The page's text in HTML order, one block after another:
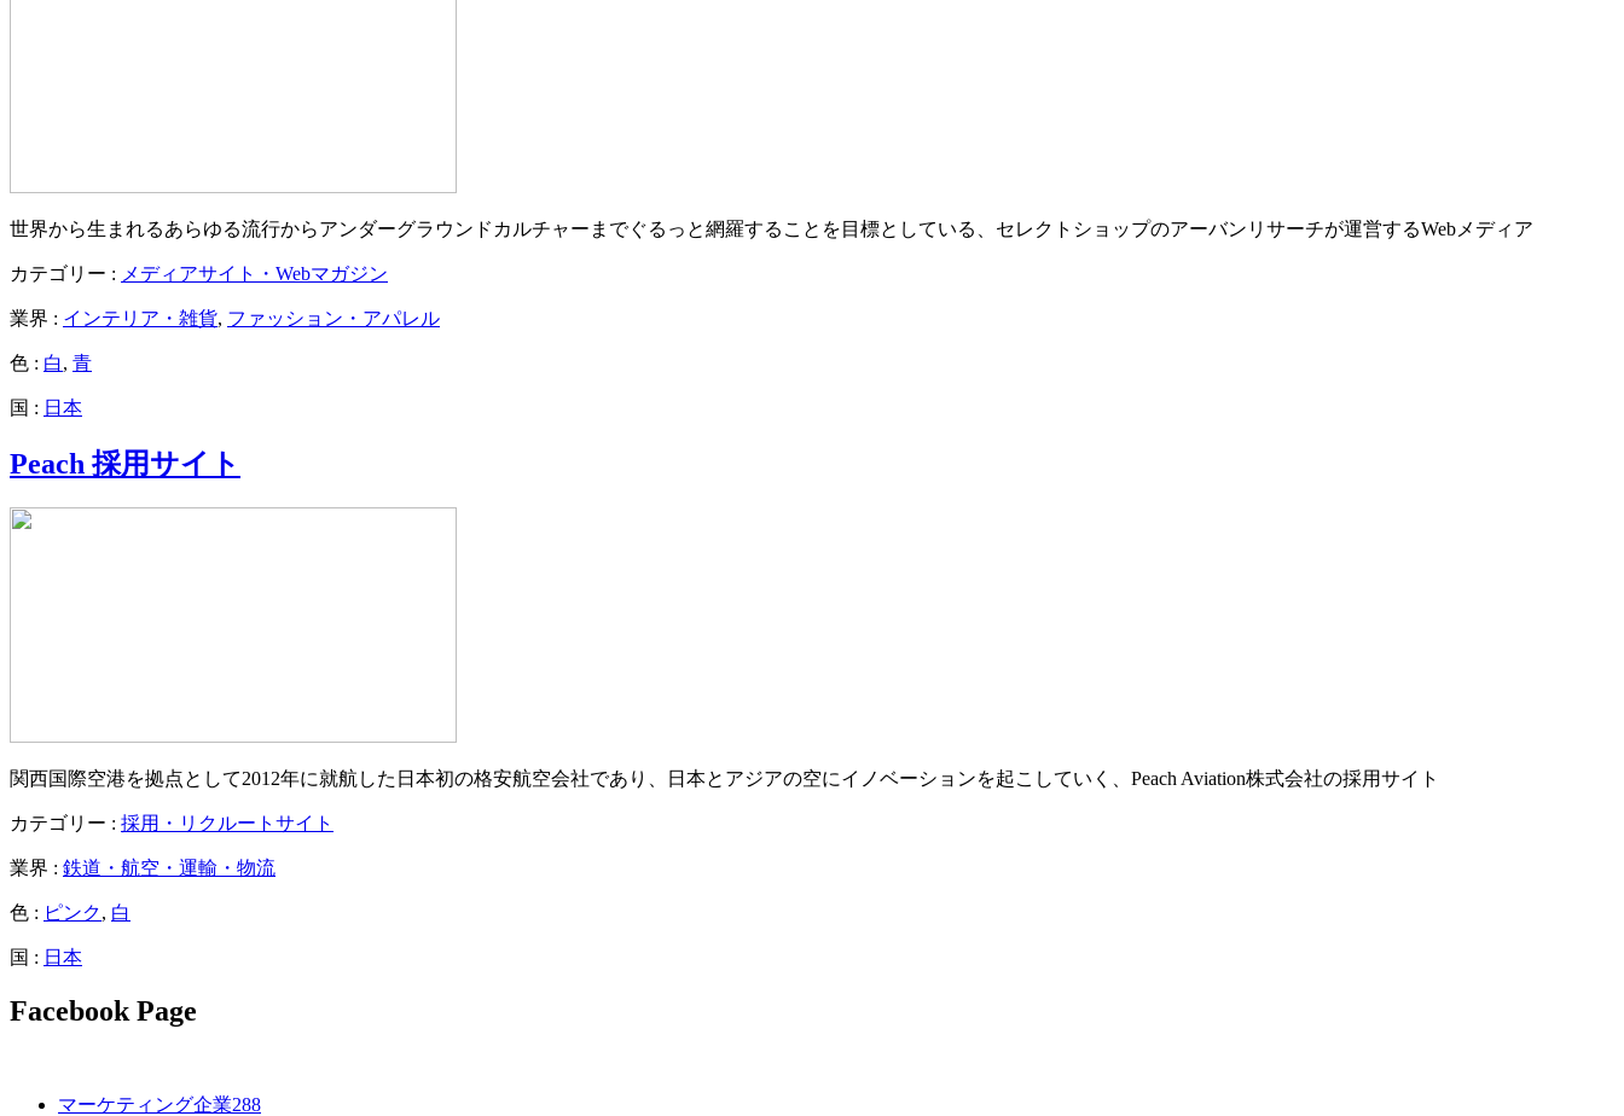
世界から生まれるあらゆる流行からアンダーグラウンドカルチャーまでぐるっと網羅することを目標としている、セレクトショップのアーバンリサーチが運営するWebメディア
カテゴリー : メディアサイト・Webマガジン
業界 : インテリア・雑貨, ファッション・アパレル
色 : 白, 青
国 : 日本
Peach 採用サイト
関西国際空港を拠点として2012年に就航した日本初の格安航空会社であり、日本とアジアの空にイノベーションを起こしていく、Peach Aviation株式会社の採用サイト
カテゴリー : 採用・リクルートサイト
業界 : 鉄道・航空・運輸・物流
色 : ピンク, 白
国 : 日本
Facebook Page
マーケティング企業288